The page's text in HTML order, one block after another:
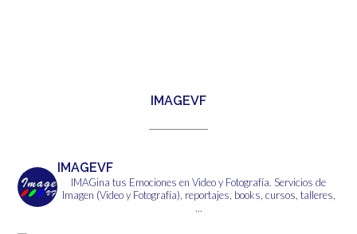
IMAGEVF
IMAGEVF
IMAGina tus Emociones en Video y Fotografía. Servicios de
Imagen (Video y Fotografía), reportajes, books, cursos, talleres,
...